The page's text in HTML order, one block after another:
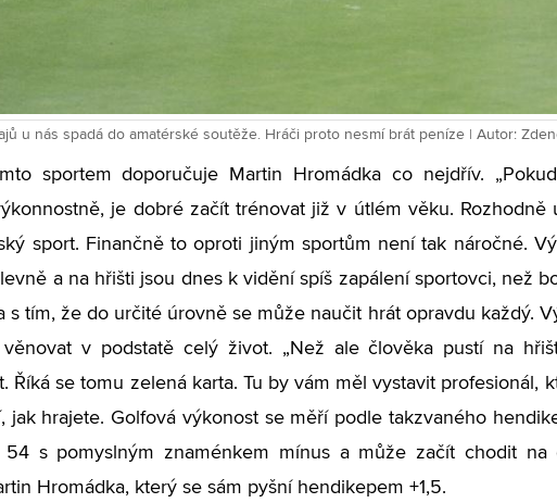
u nás spadá do amatérské soutěže. Hráči proto nesmí brát peníze | Autor:
sportem doporučuje Martin Hromádka co nejdřív.
je dobré začít trénovat již v útlém věku. Rozhodně
sport. Finančně to oproti jiným sportům není tak náročné.
a na hřišti jsou dnes k vidění spíš zapálení sportovci, než
s tím, že do určité úrovně se může naučit hrát opravdu každý.
v podstatě celý život. „Než ale člověka pustí na
Říká se tomu zelená karta. Tu by vám měl vystavit profesionál,
jak hrajete. Golfová výkonost se měří podle takzvaného
54 s pomyslným znaménkem mínus a může začít chodit na
Hromádka, který se sám pyšní hendikepem +1,5.